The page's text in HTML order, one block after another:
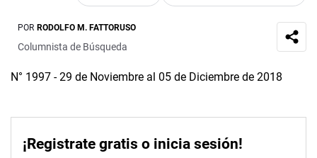
POR RODOLFO M. FATTORUSO
Columnista de Búsqueda
N° 1997 - 29 de Noviembre al 05 de Diciembre de 2018
¡Registrate gratis o inicia sesión!